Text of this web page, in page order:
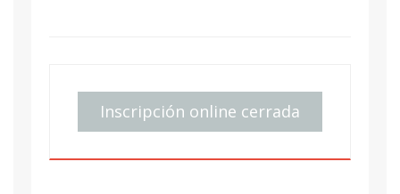
Inscripción online cerrada